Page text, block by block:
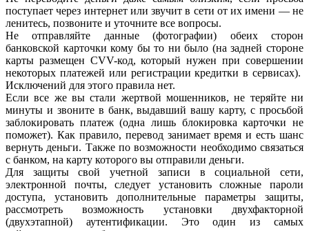
поступает через интернет или звучит в сети от их имени — не
ленитесь, позвоните и уточните все вопросы.
Не отправляйте данные (фотографии) обеих сторон
банковской карточки кому бы то ни было (на задней стороне
карты размещен CVV-код, который нужен при совершении
некоторых платежей или регистрации кредитки в сервисах).
Исключений для этого правила нет.
Если все же вы стали жертвой мошенников, не теряйте ни
минуты и звоните в банк, выдавший вашу карту, с просьбой
заблокировать платеж (одна лишь блокировка карточки не
поможет). Как правило, перевод занимает время и есть шанс
вернуть деньги. Также по возможности необходимо связаться
с банком, на карту которого вы отправили деньги.
Для защиты свой учетной записи в социальной сети,
электронной почты, следует установить сложные пароли
доступа, установить дополнительные параметры защиты,
рассмотреть возможность установки двухфакторной
(двухэтапной) аутентификации. Это один из самых